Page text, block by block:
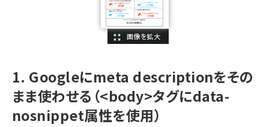
1. Googleにmeta descriptionをその
まま使わせる（<body>タグにdata-
nosnippet属性を使用）